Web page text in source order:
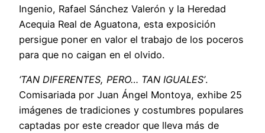
Ingenio, Rafael Sánchez Valerón y la Heredad
Acequia Real de Aguatona, esta exposición
persigue poner en valor el trabajo de los poceros
para que no caigan en el olvido.
‘TAN DIFERENTES, PERO… TAN IGUALES’.
Comisariada por Juan Ángel Montoya, exhibe 25
imágenes de tradiciones y costumbres populares
captadas por este creador que lleva más de